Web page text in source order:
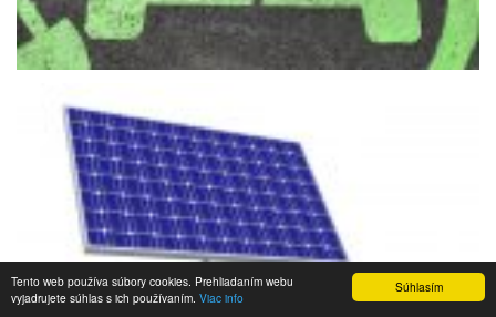
Súhlasím
Tento web používa súbory cookies. Prehliadaním webu
vyjadrujete súhlas s ich používaním. Viac info